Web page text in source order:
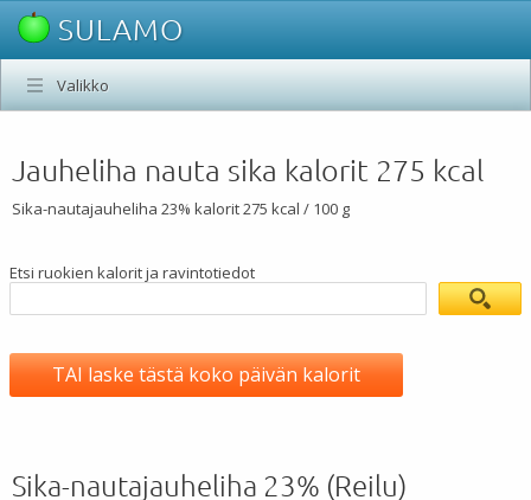
SULAMO
Valikko
Jauheliha nauta sika kalorit 275 kcal
Sika-nautajauheliha 23% kalorit 275 kcal / 100 g
Etsi ruokien kalorit ja ravintotiedot
TAI laske tästä koko päivän kalorit
Sika-nautajauheliha 23% (Reilu)